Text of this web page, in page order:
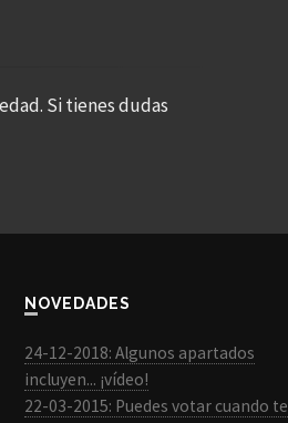
Si tienes dudas
NOVEDADES
24-12-2018: Algunos apartados
incluyen... ¡vídeo!
22-03-2015: Puedes votar cuando te